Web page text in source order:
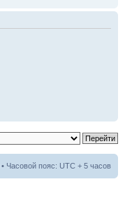
• Часовой пояс: UTC + 5 часов